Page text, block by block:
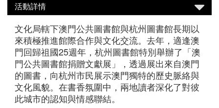
活動詳情
文化局轄下澳門公共圖書館與杭州圖書館長期以
來積極推進館際合作與文化交流。去年，適逢澳
門回歸祖國25週年，杭州圖書館特別舉辦了「澳
門公共圖書館捐贈文獻展」，透過展出來自澳門
的圖書，向杭州市民展示澳門獨特的歷史脈絡與
文化風貌。在書香氛圍中，兩地讀者深化了對彼
此城市的認知與情感聯結。